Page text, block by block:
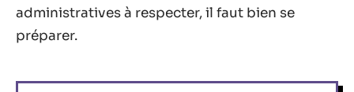
administratives à respecter, il faut bien se
préparer.